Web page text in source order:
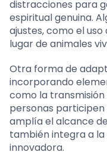
distracciones para
espiritual genuina.
ajustes, como el
lugar de animales
Otra forma de
incorporando
como la
personas participen
amplía el alcance
también integra a
innovadora.